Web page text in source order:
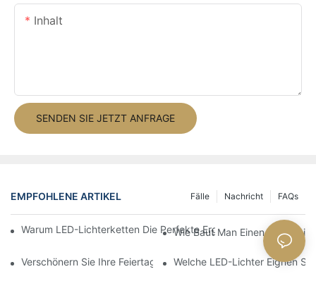
Inhalt
SENDEN SIE JETZT ANFRAGE
EMPFOHLENE ARTIKEL FAQs
Nachricht
Fälle
Warum LED-Lichterketten Die Perfekte Ergänzung Für Ihre
Wie Baut Man Einen LED-
Verschönern Sie Ihre Feiertage Mit LED-Motivlichtern
Welche LED-Lichter Eignen